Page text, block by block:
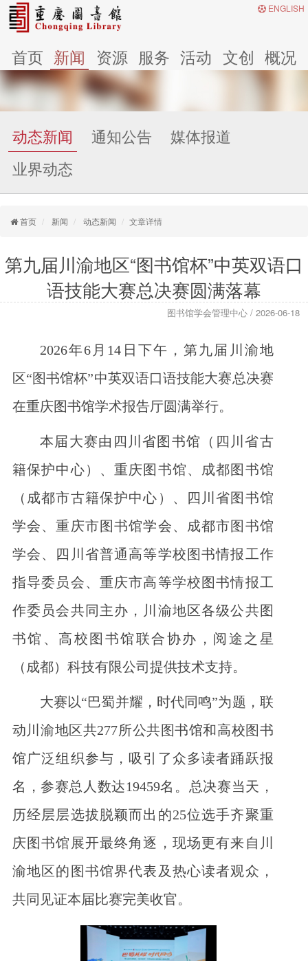
ENGLISH
首页 新闻 资源 服务 活动 文创 概况
动态新闻 通知公告
媒体报道
业界动态
首页 新闻 动态新闻 文章详情
第九届川渝地区“图书馆杯”中英双语口
语技能大赛总决赛圆满落幕
图书馆学会管理中心 / 2026-06-18
2026年6月14日下午，第九届川渝地
区“图书馆杯”中英双语口语技能大赛总决赛
在重庆图书馆学术报告厅圆满举行。
本届大赛由四川省图书馆（四川省古
籍保护中心）、重庆图书馆、成都图书馆
（成都市古籍保护中心）、四川省图书馆
学会、重庆市图书馆学会、成都市图书馆
学会、四川省普通高等学校图书情报工作
指导委员会、重庆市高等学校图书情报工
作委员会共同主办，川渝地区各级公共图
书馆、高校图书馆联合协办，阅途之星
（成都）科技有限公司提供技术支持。
大赛以“巴蜀并耀，时代同鸣”为题，联
动川渝地区共277所公共图书馆和高校图书
馆广泛组织参与，吸引了众多读者踊跃报
名，参赛总人数达19459名。总决赛当天，
历经层层选拔脱颖而出的25位选手齐聚重
庆图书馆展开最终角逐，现场更有来自川
渝地区的图书馆界代表及热心读者观众，
共同见证本届比赛完美收官。